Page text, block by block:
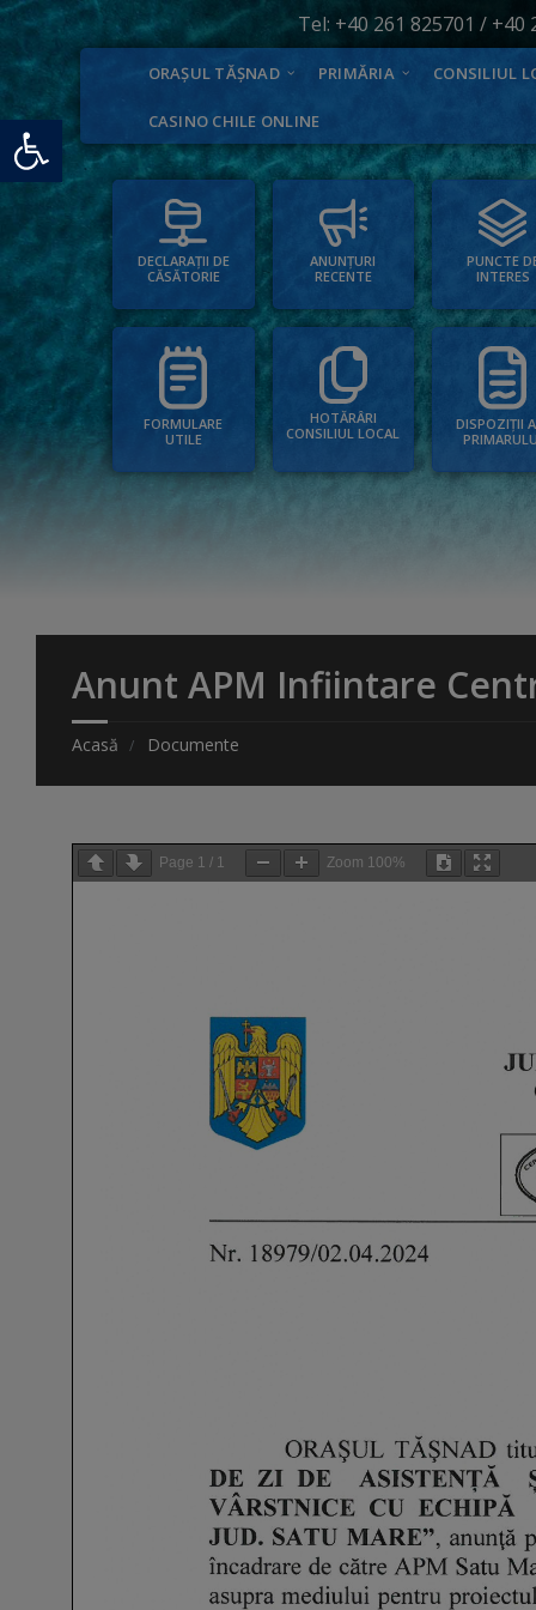
Deschide bara de unelte
Tel: +40 261 825701 / +40
ORAȘUL TĂȘNAD PRIMĂRIA CONSILIUL
CASINO CHILE ONLINE
DECLARAȚII DE
CĂSĂTORIE
ANUNȚURI
RECENTE
PUNCTE
INTERES
FORMULARE
UTILE
HOTĂRÂRI
CONSILIUL LOCAL
DISPOZIȚII
Anunt APM Infiintare
Acasă Documente
Page 1 / 1 Zoom 100%